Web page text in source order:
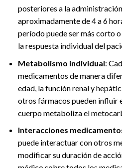
posteriores a la
aproximadamente de 4 a 6
período puede ser más corto
la respuesta individual del
Metabolismo individual:
medicamentos de manera
edad, la función renal y
otros fármacos pueden influir
cuerpo metaboliza el
Interacciones
puede interactuar con otros
modificar su duración de